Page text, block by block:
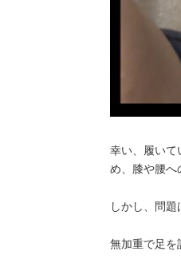
幸い、履いて
め、膝や腰へ
しかし、問題
無加重で足を